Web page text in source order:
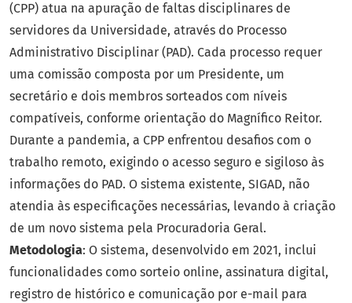
(CPP) atua na apuração de faltas disciplinares de
servidores da Universidade, através do Processo
Administrativo Disciplinar (PAD). Cada processo requer
uma comissão composta por um Presidente, um
secretário e dois membros sorteados com níveis
compatíveis, conforme orientação do Magnífico Reitor.
Durante a pandemia, a CPP enfrentou desafios com o
trabalho remoto, exigindo o acesso seguro e sigiloso às
informações do PAD. O sistema existente, SIGAD, não
atendia às especificações necessárias, levando à criação
de um novo sistema pela Procuradoria Geral.
Metodologia: O sistema, desenvolvido em 2021, inclui
funcionalidades como sorteio online, assinatura digital,
registro de histórico e comunicação por e-mail para